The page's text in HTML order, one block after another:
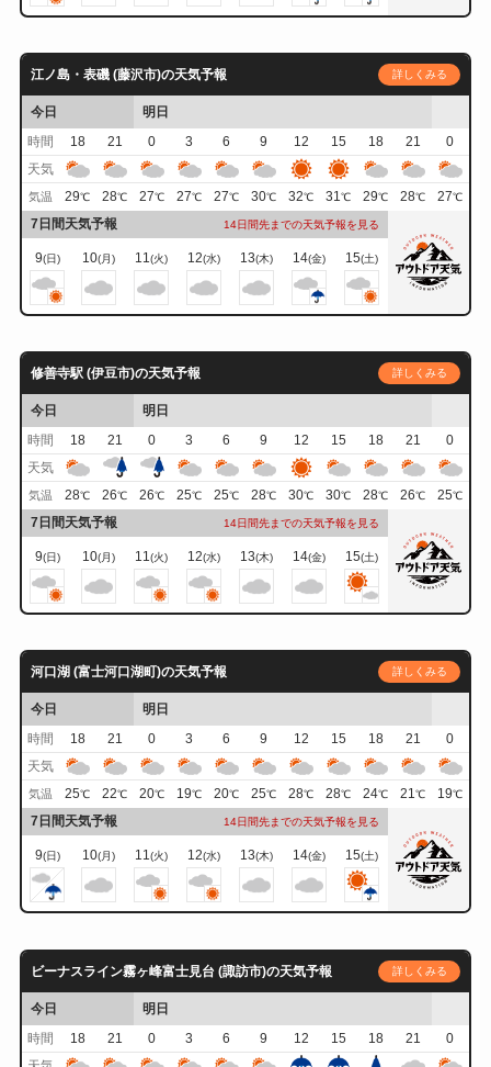
江ノ島・表磯 (藤沢市)の天気予報 詳しくみる
今日
明日
時間
18 21 0 3 6 9 12 15 18 21
0
天気
気温 29℃ 28℃ 27℃ 27℃ 27℃ 30℃ 32℃ 31℃ 29℃ 28℃ 27℃
7日間天気予報 14日間先までの天気予報を見る
9(日) 10(月) 11(火) 12(水) 13(木) 14(金) 15(土)
修善寺駅 (伊豆市)の天気予報 詳しくみる
今日
明日
時間
18 21 0 3 6 9 12 15 18 21
0
天気
気温 28℃ 26℃ 26℃ 25℃ 25℃ 28℃ 30℃ 30℃ 28℃ 26℃ 25℃
7日間天気予報 14日間先までの天気予報を見る
9(日) 10(月) 11(火) 12(水) 13(木) 14(金) 15(土)
河口湖 (富士河口湖町)の天気予報 詳しくみる
今日
明日
時間
18 21 0 3 6 9 12 15 18 21
0
天気
気温 25℃ 22℃ 20℃ 19℃ 20℃ 25℃ 28℃ 28℃ 24℃ 21℃ 19℃
7日間天気予報 14日間先までの天気予報を見る
9(日) 10(月) 11(火) 12(水) 13(木) 14(金) 15(土)
ビーナスライン霧ヶ峰富士見台 (諏訪市)の天気予報 詳しくみる
今日
明日
時間
18 21 0 3 6 9 12 15 18 21
0